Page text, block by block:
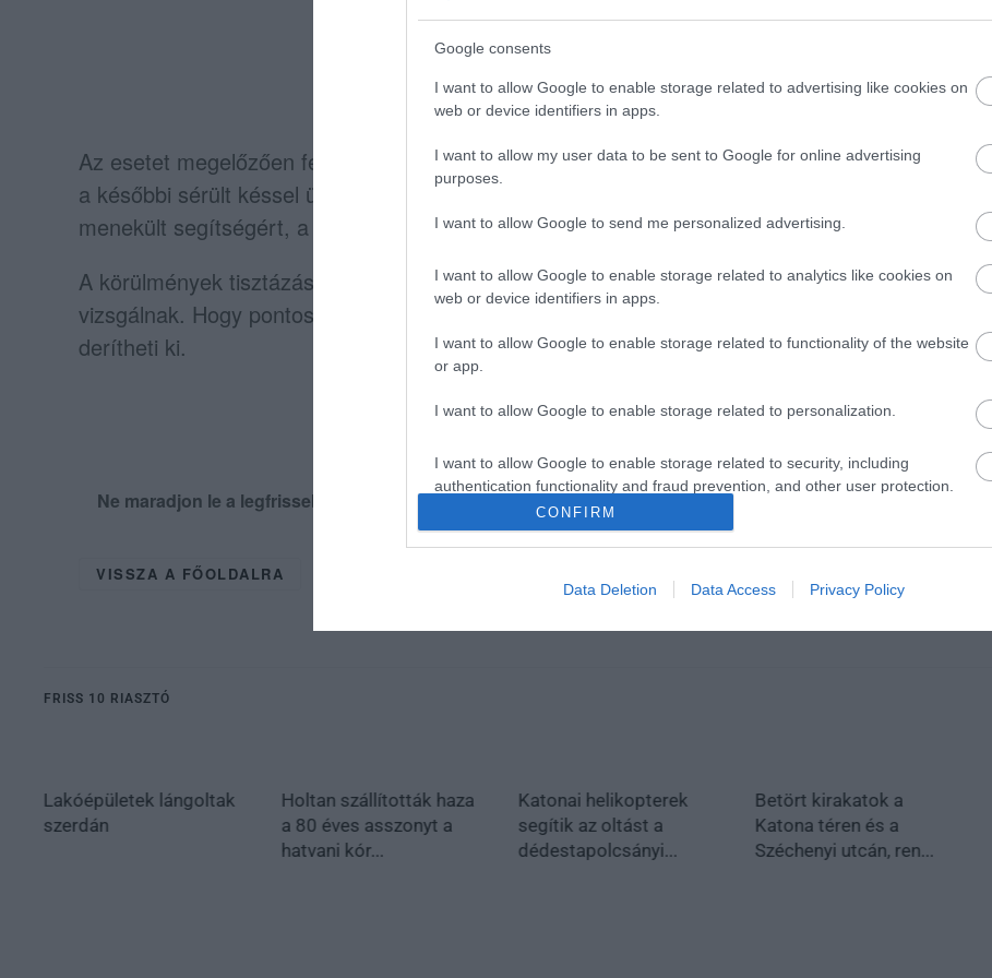
Google consents
I want to allow Google to enable storage related to advertising like cookies on
web or device identifiers in apps.
I want to allow my user data to be sent to Google for online advertising
purposes.
I want to allow Google to send me personalized advertising.
I want to allow Google to enable storage related to analytics like cookies on
web or device identifiers in apps.
I want to allow Google to enable storage related to functionality of the website
or app.
I want to allow Google to enable storage related to personalization.
I want to allow Google to enable storage related to security, including
authentication functionality and fraud prevention, and other user protection.
CONFIRM
Data Deletion Data Access Privacy Policy
Az esetet megelőzően feszült jelenetek játszódtak le a településen. Információk szerint
a későbbi sérült késsel üldözte élettársát az utcán. A nő végül az édesanyjához
menekült segítségért, a végzetes események pedig már az ingatlannál történtek.
A körülmények tisztázása jelenleg is tart, a rendőrök több lehetséges verziót is
vizsgálnak. Hogy pontosan mi történt azon a napon, azt a folyamatban lévő nyomozás
derítheti ki.
Ne maradjon le a legfrissebb hírekről, kövessen bennünket az EGRI ÜGYEK Google Hírek oldalán!
VISSZA A FŐOLDALRA
FRISS 10 RIASZTÓ
Lakóépületek lángoltak
szerdán
Holtan szállították haza
a 80 éves asszonyt a
hatvani kór...
Katonai helikopterek
segítik az oltást a
dédestapolcsányi...
Betört kirakatok a
Katona téren és a
Széchenyi utcán, ren...